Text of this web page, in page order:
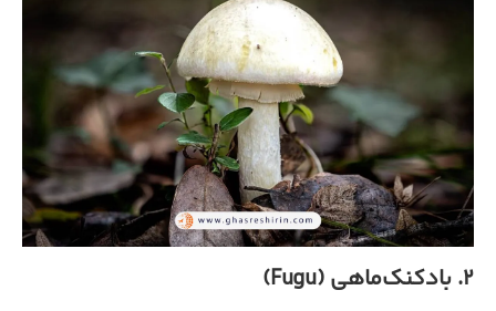
2. بادکنک‌ماهی (Fugu)